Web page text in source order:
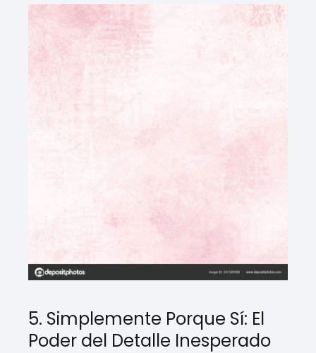
5. Simplemente Porque Sí: El
Poder del Detalle Inesperado